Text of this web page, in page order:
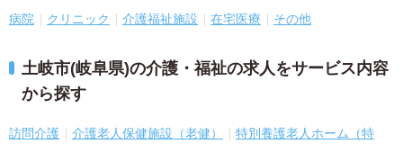
病院 クリニック 介護福祉施設 在宅医療 その他
土岐市(岐阜県)の介護・福祉の求人をサービス内容
から探す
訪問介護 介護老人保健施設（老健）
特別養護老人ホーム（特